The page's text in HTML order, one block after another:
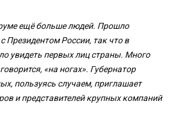
ещё больше людей. Прошло
Президентом России, так что в
увидеть первых лиц страны. Много
«на ногах». Губернатор
пользуясь случаем, приглашает
и представителей крупных компаний